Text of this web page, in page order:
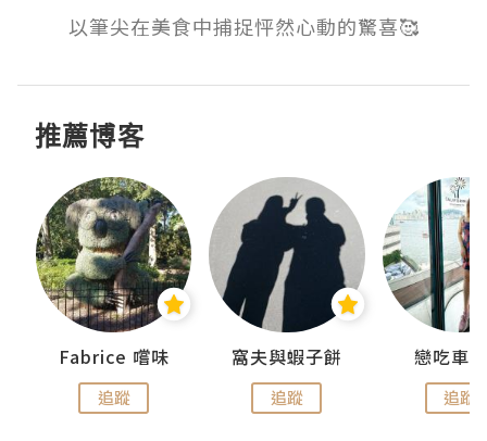
以筆尖在美食中捕捉怦然心動的驚喜🥰
推薦博客
Fabrice 嚐味
追蹤
窩夫與蝦子餅
追蹤
戀吃車
追蹤